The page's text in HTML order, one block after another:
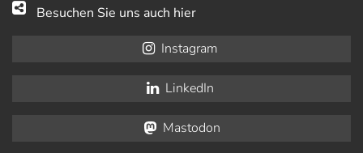
Besuchen Sie uns auch hier
Instagram
LinkedIn
Mastodon